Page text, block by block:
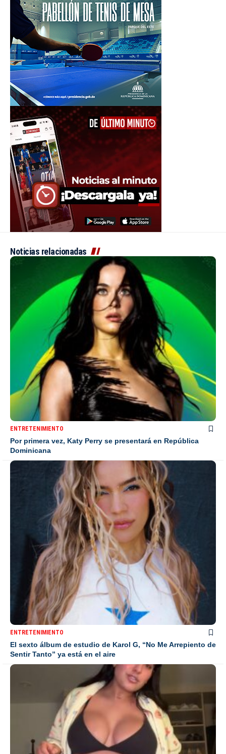
Noticias relacionadas
ENTRETENIMIENTO
Por primera vez, Katy Perry se presentará en República
Dominicana
ENTRETENIMIENTO
El sexto álbum de estudio de Karol G, “No Me Arrepiento de
Sentir Tanto” ya está en el aire